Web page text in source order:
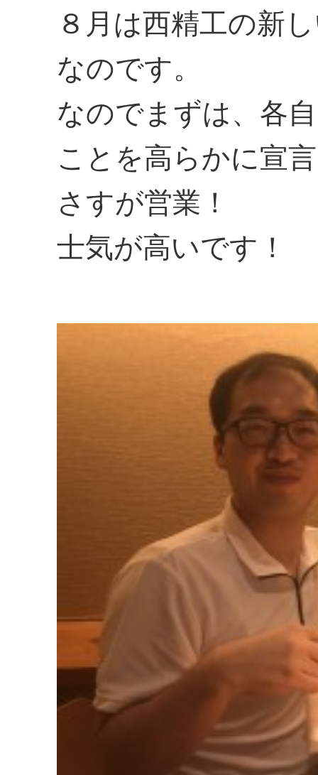
８月は西精工の新
なのです。
なのでまずは、各
ことを高らかに宣
さすが営業！
士気が高いです！